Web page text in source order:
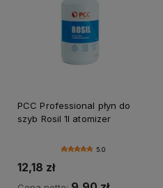
PCC Professional płyn do
szyb Rosil 1l atomizer
5.0
12,18 zł